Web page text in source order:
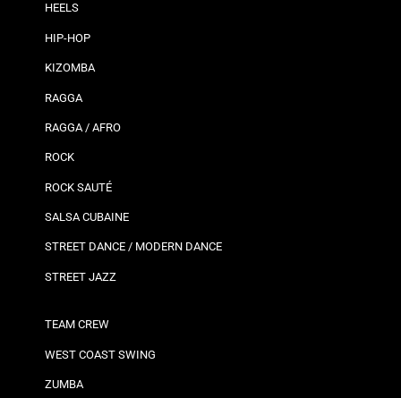
HEELS
HIP-HOP
KIZOMBA
RAGGA
RAGGA / AFRO
ROCK
ROCK SAUTÉ
SALSA CUBAINE
STREET DANCE / MODERN DANCE
STREET JAZZ
TEAM CREW
WEST COAST SWING
ZUMBA